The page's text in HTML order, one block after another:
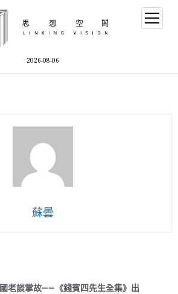
2026-08-06
蘇曇
國老談掌故——《錢賓四先生全集》出